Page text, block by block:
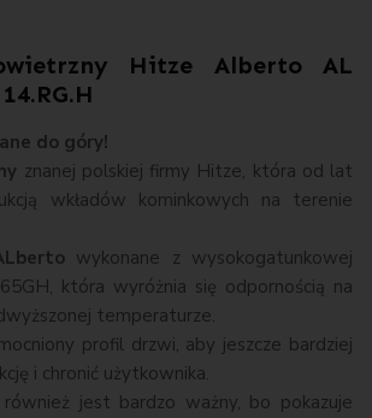
Hitze Alberto AL
do góry!
znanej polskiej firmy Hitze, która od lat
wkładów kominkowych na terenie
wykonane z wysokogatunkowej
która wyróżnia się odpornością na
temperaturze.
profil drzwi, aby jeszcze bardziej
i chronić użytkownika.
również jest bardzo ważny, bo pokazuje